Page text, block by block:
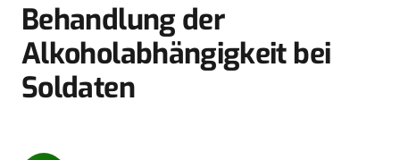
Behandlung der
Alkoholabhängigkeit bei
Soldaten